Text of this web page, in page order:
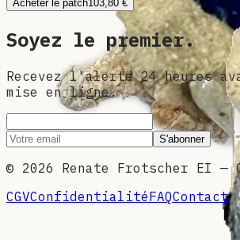
Acheter le patch103,80 €
Soyez le premier.
Recevez l'alerte 24 heures
mise en ligne.
S'abonner
© 2026 Renate Frotscher EI —
CGVConfidentialitéFAQContact